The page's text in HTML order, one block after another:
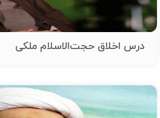
درس اخلاق حجت‌الاسلام ملکی